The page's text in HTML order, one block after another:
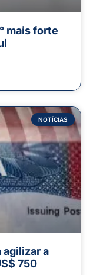
mais forte
NOTÍCIAS
agilizar a
750